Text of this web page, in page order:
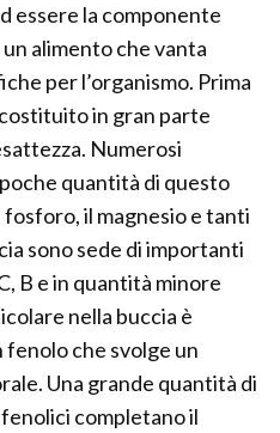
essere la componente
alimento che vanta
per l’organismo. Prima
in gran parte
Numerosi
quantità di questo
il magnesio e tanti
sono sede di importanti
B e in quantità minore
nella buccia è
che svolge un
Una grande quantità di
completano il